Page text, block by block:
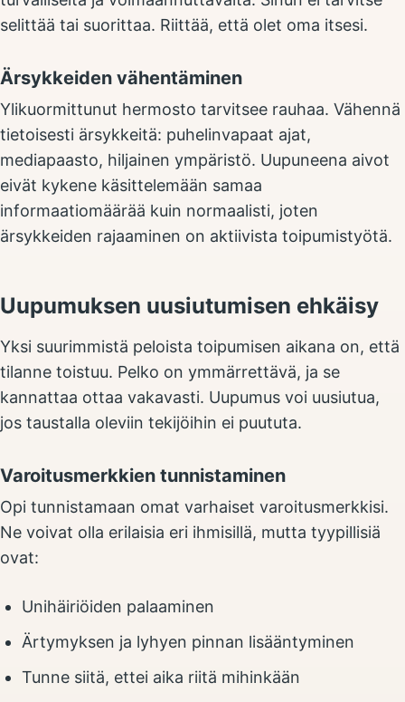
selittää tai suorittaa. Riittää, että olet oma itsesi.
Ärsykkeiden vähentäminen
Ylikuormittunut hermosto tarvitsee rauhaa. Vähennä
tietoisesti ärsykkeitä: puhelinvapaat ajat,
mediapaasto, hiljainen ympäristö. Uupuneena aivot
eivät kykene käsittelemään samaa
informaatiomäärää kuin normaalisti, joten
ärsykkeiden rajaaminen on aktiivista toipumistyötä.
Uupumuksen uusiutumisen ehkäisy
Yksi suurimmistä peloista toipumisen aikana on, että
tilanne toistuu. Pelko on ymmärrettävä, ja se
kannattaa ottaa vakavasti. Uupumus voi uusiutua,
jos taustalla oleviin tekijöihin ei puututa.
Varoitusmerkkien tunnistaminen
Opi tunnistamaan omat varhaiset varoitusmerkkisi.
Ne voivat olla erilaisia eri ihmisillä, mutta tyypillisiä
ovat:
Unihäiriöiden palaaminen
Ärtymyksen ja lyhyen pinnan lisääntyminen
Tunne siitä, ettei aika riitä mihinkään